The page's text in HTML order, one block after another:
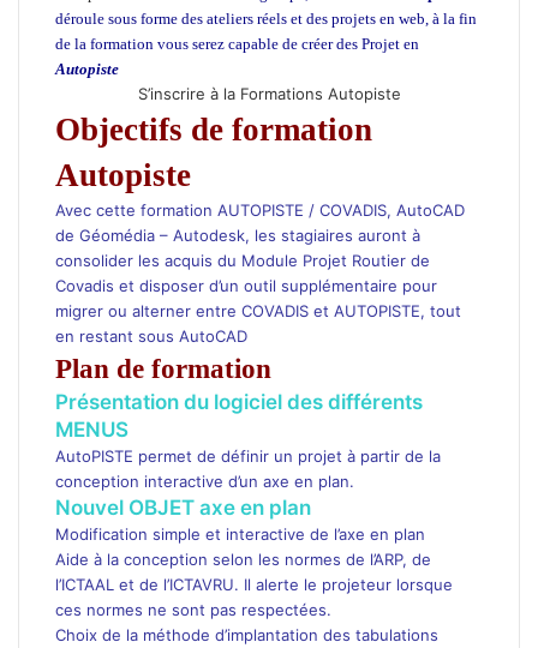
déroule sous forme des ateliers réels et des projets en web, à la fin
de la formation vous serez capable de créer des Projet en
Autopiste
S’inscrire à la Formations Autopiste
Objectifs de formation
Autopiste
Avec cette formation AUTOPISTE / COVADIS, AutoCAD
de Géomédia – Autodesk, les stagiaires auront à
consolider les acquis du Module Projet Routier de
Covadis et disposer d’un outil supplémentaire pour
migrer ou alterner entre COVADIS et AUTOPISTE, tout
en restant sous AutoCAD
Plan de formation
Présentation du logiciel des différents
MENUS
AutoPISTE permet de définir un projet à partir de la
conception interactive d’un axe en plan.
Nouvel OBJET axe en plan
Modification simple et interactive de l’axe en plan
Aide à la conception selon les normes de l’ARP, de
l’ICTAAL et de l’ICTAVRU. Il alerte le projeteur lorsque
ces normes ne sont pas respectées.
Choix de la méthode d’implantation des tabulations